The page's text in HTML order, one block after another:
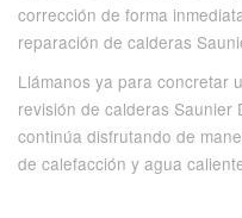
corrección de forma
reparación de calderas
Llámanos ya para concretar
revisión de calderas Saunier
continúa disfrutando de
de calefacción y agua